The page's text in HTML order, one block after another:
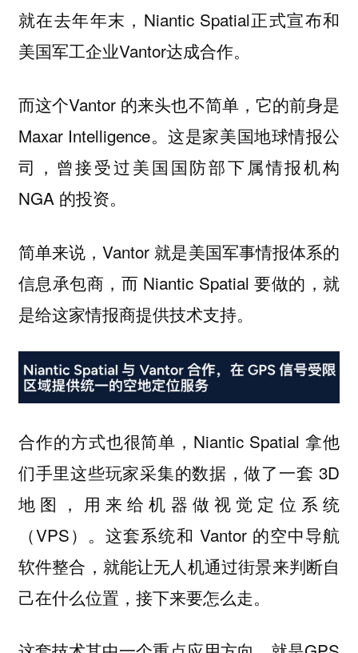
就在去年年末，Niantic Spatial正式宣布和
美国军工企业Vantor达成合作。
而这个Vantor 的来头也不简单，它的前身是
Maxar Intelligence。这是家美国地球情报公
司，曾接受过美国国防部下属情报机构
NGA 的投资。
简单来说，Vantor 就是美国军事情报体系的
信息承包商，而 Niantic Spatial 要做的，就
是给这家情报商提供技术支持。
合作的方式也很简单，Niantic Spatial 拿他
们手里这些玩家采集的数据，做了一套 3D
地图，用来给机器做视觉定位系统
（VPS）。这套系统和 Vantor 的空中导航
软件整合，就能让无人机通过街景来判断自
己在什么位置，接下来要怎么走。